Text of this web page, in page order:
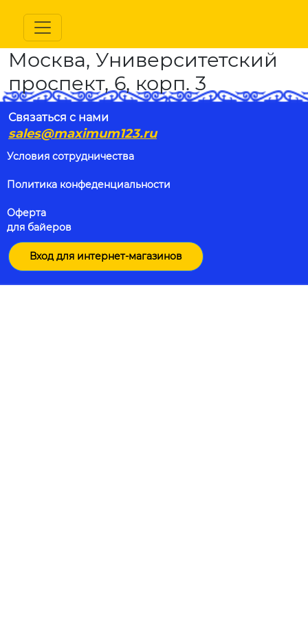
Москва, Университетский
проспект, 6, корп. 3
Связаться с нами
sales@maximum123.ru
Условия сотрудничества
Политика конфеденциальности
Оферта
для байеров
Вход для интернет-магазинов